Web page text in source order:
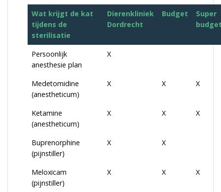
Wat krijgt de kat
tijdens de
sterilisatie
Dierenkliniek
Dordrecht
Budget
Super
Persoonlijk
anesthesie plan
X
Medetomidine
(anestheticum)
X X X
Ketamine
(anestheticum)
X X X
Buprenorphine
(pijnstiller)
X X
Meloxicam
(pijnstiller)
X X X